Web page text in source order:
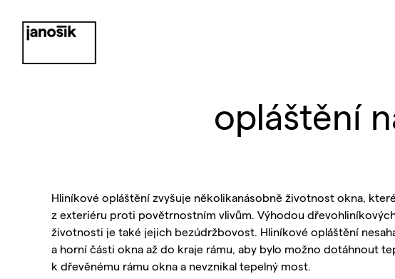
opláštění
Hliníkové opláštění zvyšuje několikanásobně životnost okna,
z exteriéru proti povětrnostním vlivům. Výhodou
životnosti je také jejich bezúdržbovost. Hliníkové opláštění
a horní části okna až do kraje rámu, aby bylo možno dotáhnout
k dřevěnému rámu okna a nevznikal tepelný most.